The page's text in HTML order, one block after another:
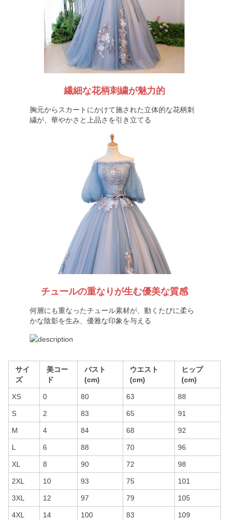
繊細な花柄刺繍が魅力的
胸元からスカートにかけて施された立体的な花柄刺
繍が、華やかさと上品さを引き立てる
チュールの重なりが生む優美な質感
何層にも重なったチュール素材が、動くたびに柔ら
かな陰影を生み、優雅な印象を与える
サイ
ズ
美コー
ド
バスト
(cm)
ウエスト
(cm)
ヒップ
(cm)
XS 0 80 63 88
S 2 83 65 91
M 4 84 68 92
L 6 88 70 96
XL 8 90 72 98
2XL 10 93 75 101
3XL 12 97 79 105
4XL 14 100 83 109